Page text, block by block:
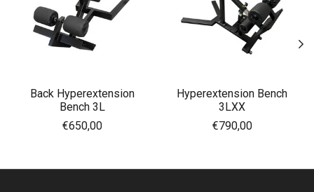
Back Hyperextension
Bench 3L
€650,00
Hyperextension Bench
3LXX
€790,00